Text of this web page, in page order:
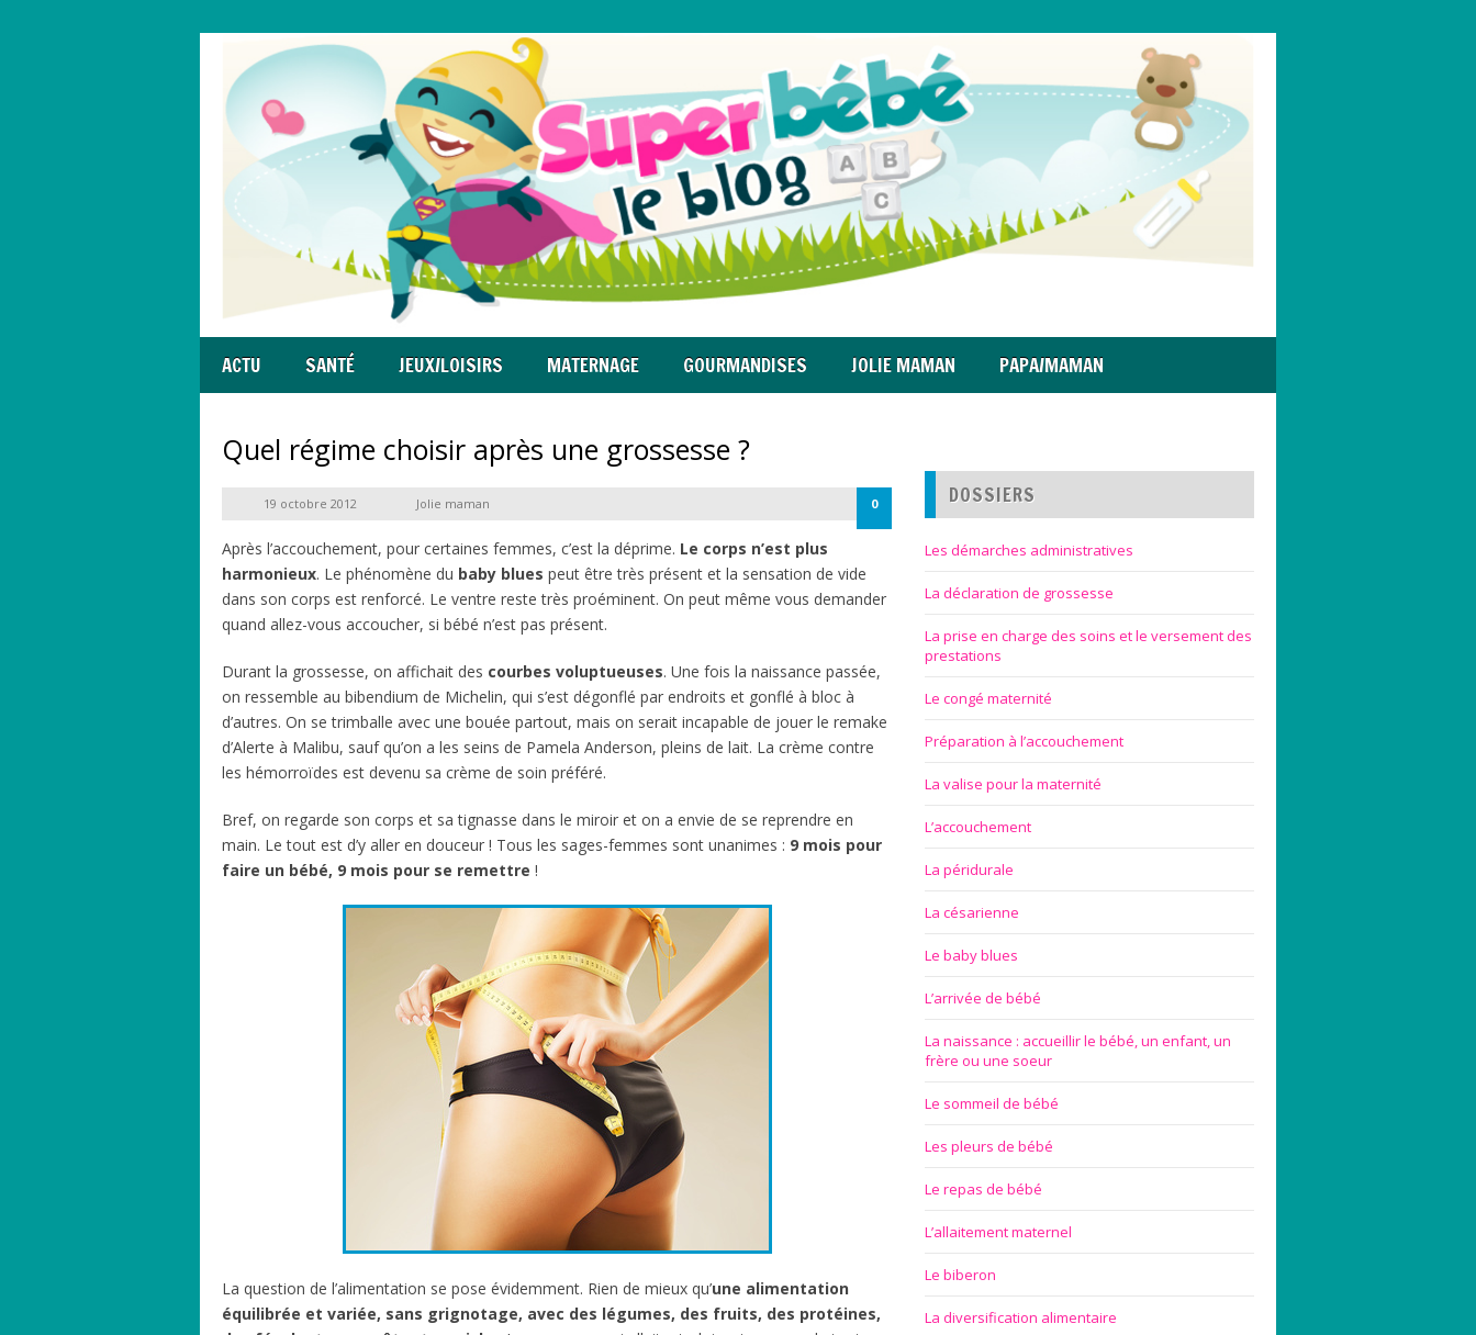
ACTU SANTÉ JEUX/LOISIRS MATERNAGE GOURMANDISES JOLIE MAMAN PAPA/MAMAN
Quel régime choisir après une grossesse ?
19 octobre 2012 Jolie maman 0
Après l’accouchement, pour certaines femmes, c’est la déprime. Le corps n’est plus
harmonieux. Le phénomène du baby blues peut être très présent et la sensation de vide
dans son corps est renforcé. Le ventre reste très proéminent. On peut même vous demander
quand allez-vous accoucher, si bébé n’est pas présent.
Durant la grossesse, on affichait des courbes voluptueuses. Une fois la naissance passée,
on ressemble au bibendium de Michelin, qui s’est dégonflé par endroits et gonflé à bloc à
d’autres. On se trimballe avec une bouée partout, mais on serait incapable de jouer le remake
d’Alerte à Malibu, sauf qu’on a les seins de Pamela Anderson, pleins de lait. La crème contre
les hémorroïdes est devenu sa crème de soin préféré.
Bref, on regarde son corps et sa tignasse dans le miroir et on a envie de se reprendre en
main. Le tout est d’y aller en douceur ! Tous les sages-femmes sont unanimes : 9 mois pour
faire un bébé, 9 mois pour se remettre !
La question de l’alimentation se pose évidemment. Rien de mieux qu’une alimentation
équilibrée et variée, sans grignotage, avec des légumes, des fruits, des protéines,
DOSSIERS
Les démarches administratives
La déclaration de grossesse
La prise en charge des soins et le versement des
prestations
Le congé maternité
Préparation à l’accouchement
La valise pour la maternité
L’accouchement
La péridurale
La césarienne
Le baby blues
L’arrivée de bébé
La naissance : accueillir le bébé, un enfant, un
frère ou une soeur
Le sommeil de bébé
Les pleurs de bébé
Le repas de bébé
L’allaitement maternel
Le biberon
La diversification alimentaire